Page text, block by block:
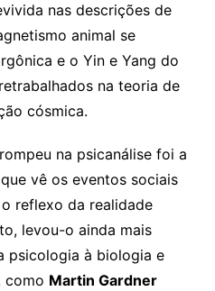
nas descrições de
animal se
e o Yin e Yang do
na teoria de
cósmica.
na psicanálise foi a
vê os eventos sociais
reflexo da realidade
levou-o ainda mais
psicologia à biologia e
como Martin Gardner